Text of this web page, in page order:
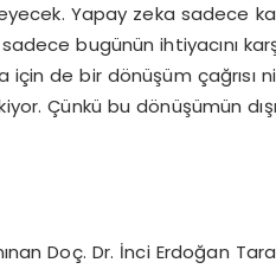
Yapay zeka sadece
bugünün ihtiyacını
için de bir dönüşüm çağrısı
Çünkü bu dönüşümün
Doç. Dr. İnci Erdoğan